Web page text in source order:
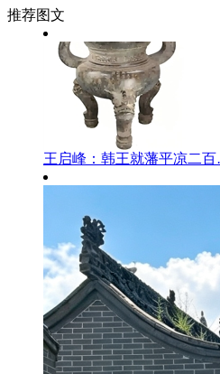
推荐图文
王启峰：韩王就藩平凉二